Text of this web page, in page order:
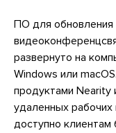
ПО для обновления
развернуто на
Windows или
продуктами Nearity
удаленных
доступно клиентам